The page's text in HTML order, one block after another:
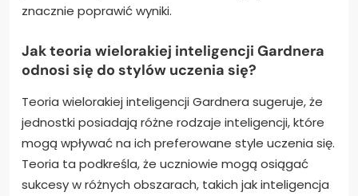
znacznie poprawić wyniki.
Jak teoria wielorakiej inteligencji Gardnera
odnosi się do stylów uczenia się?
Teoria wielorakiej inteligencji Gardnera sugeruje, że
jednostki posiadają różne rodzaje inteligencji, które
mogą wpływać na ich preferowane style uczenia się.
Teoria ta podkreśla, że uczniowie mogą osiągać
sukcesy w różnych obszarach, takich jak inteligencja